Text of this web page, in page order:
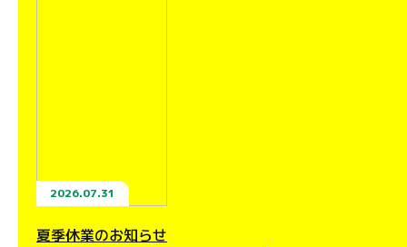
2026.07.31
夏季休業のお知らせ